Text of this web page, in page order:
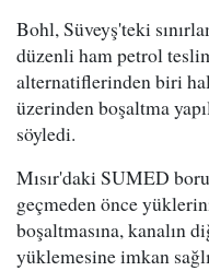
Bohl, Süveyş'teki
düzenli ham petrol
alternatiflerinden biri
üzerinden boşaltma
söyledi.
Mısır'daki SUMED
geçmeden önce
boşaltmasına, kanalın
yüklemesine imkan